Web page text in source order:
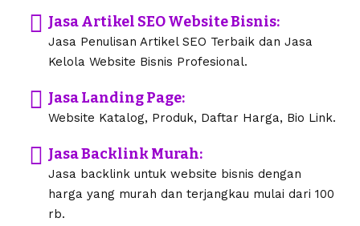
Jasa Artikel SEO Website Bisnis:
Jasa Penulisan Artikel SEO Terbaik dan Jasa
Kelola Website Bisnis Profesional.
Jasa Landing Page:
Website Katalog, Produk, Daftar Harga, Bio Link.
Jasa Backlink Murah:
Jasa backlink untuk website bisnis dengan
harga yang murah dan terjangkau mulai dari 100
rb.